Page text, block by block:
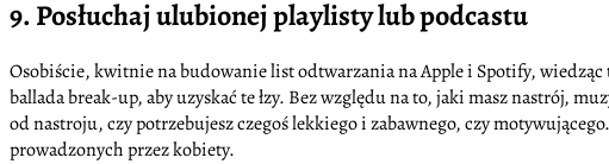
9. Posłuchaj ulubionej playlisty lub podcastu
Osobiście, kwitnie na budowanie list odtwarzania na Apple i Spotify, wiedząc
ballada break-up, aby uzyskać te łzy. Bez względu na to, jaki masz nastrój,
od nastroju, czy potrzebujesz czegoś lekkiego i zabawnego, czy
prowadzonych przez kobiety.